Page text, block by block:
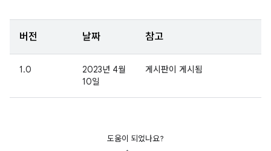
버전 날짜 참고
1.0
2023년 4월
10일
게시판이 게시됨
도움이 되었나요?